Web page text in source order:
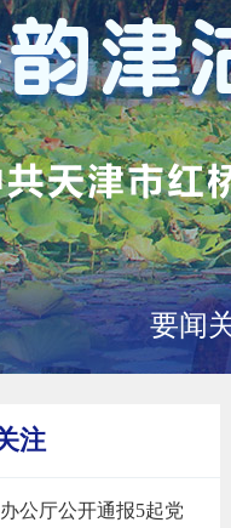
要闻
注
公厅公开通报5起党